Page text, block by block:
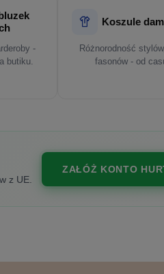
-
butiku.
Koszule
Różnorodność
fasonów - od
z UE.
ZAŁÓŻ KONTO